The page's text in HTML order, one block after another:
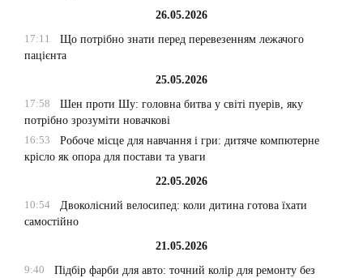
26.05.2026
17:11
Що потрібно знати перед перевезенням лежачого
пацієнта
25.05.2026
17:58
Шен проти Шу: головна битва у світі пуерів, яку
потрібно зрозуміти новачкові
16:53
Робоче місце для навчання і гри: дитяче компютерне
крісло як опора для постави та уваги
22.05.2026
10:54
Двоколісний велосипед: коли дитина готова їхати
самостійно
21.05.2026
9:40
Підбір фарби для авто: точний колір для ремонту без